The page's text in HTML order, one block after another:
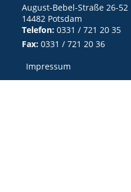
August-Bebel-Straße 26-52
14482 Potsdam
Telefon: 0331 / 721 20 35
Fax: 0331 / 721 20 36
Impressum